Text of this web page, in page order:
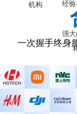
机构
经
强
一次握手终身